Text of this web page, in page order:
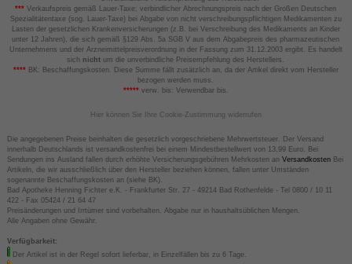
*** Verkaufspreis gemäß Lauer-Taxe; verbindlicher Abrechnungspreis nach der Großen Deutschen
Spezialitätentaxe (sog. Lauer-Taxe) bei Abgabe von nicht verschreibungspflichtigen Medikamenten zu
Lasten der gesetzlichen Krankenversicherungen (z.B. bei Verschreibung des Medikaments an Kinder
unter 12 Jahren), die sich gemäß §129 Abs. 5a SGB V aus dem Abgabepreis des pharmazeutischen
Unternehmens und der Arzneimittelpreisverordnung in der Fassung zum 31.12.2003 ergibt. Es handelt
sich nicht um die unverbindliche Preisempfehlung des Herstellers.
****BK: Beschaffungskosten. Diese Summe fällt zusätzlich an, da der Artikel direkt vom Hersteller
bezogen werden muss.
*****verw. bis: Verwendbar bis.
Hier können Sie Ihre Cookie-Zustimmung widerrufen
Die angegebenen Preise beinhalten die gesetzlich vorgeschriebene Mehrwertsteuer. Der Versand
innerhalb Deutschlands ist versandkostenfrei bei einem Mindestbestellwert von 13,99 Euro. Bei
Sendungen ins Ausland fallen durch erhöhte Versicherungsgebühren Mehrkosten an VersandkostenBei
Artikeln, die wir ausschließlich über den Hersteller beziehen können, fallen unter Umständen
sogenannte Beschaffungskosten an (siehe BK).
Bad Apotheke Henning Fichter e.K. - Frankfurter Str. 27 - 49214 Bad Rothenfelde - Tel 0800 / 10 11
422 - Fax 05424 / 21 64 47
Preisänderungen und Irrtümer sind vorbehalten. Abgabe nur in haushaltsüblichen Mengen.
Alle Angaben ohne Gewähr.
Verfügbarkeit:
Der Artikel ist in der Regel sofort lieferbar, in Einzelfällen bis zu 6 Tage.